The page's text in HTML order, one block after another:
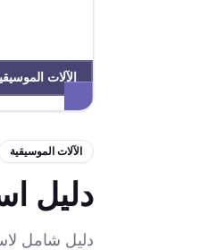
الآلات
الآلات الموسيقية
دليل
دليل شامل